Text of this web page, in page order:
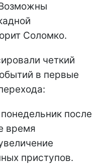
Соломко.
четкий
в первые
после
время
приступов.